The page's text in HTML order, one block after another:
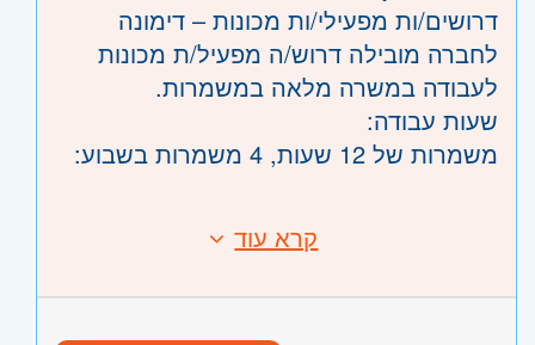
עם אפשרויות להתפתחות.
העין, הרצליה ורמת השרון
השפלה- ראשון לציון ונס- ציונה, רמלה לוד,
רחובות, יבנה
דרושים/ות מפעילי/ות מכונות – דימונה
לחברה מובילה דרוש/ה מפעיל/ת מכונות
לעבודה במשרה מלאה במשמרות.
שעות עבודה:
משמרות של 12 שעות, 4 משמרות בשבוע:
עבודה בשישי/שבת לפי הצורך
קרא עוד